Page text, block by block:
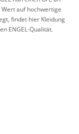
auf hoch­wer­ti­ge
fin­det hier Klei­dung
ENGEL-Qua­li­tät.